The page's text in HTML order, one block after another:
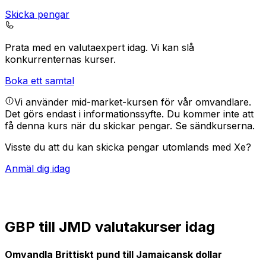
Skicka pengar
Prata med en valutaexpert idag. Vi kan slå
konkurrenternas kurser.
Boka ett samtal
Vi använder mid-market-kursen för vår omvandlare.
Det görs endast i informationssyfte. Du kommer inte att
få denna kurs när du skickar pengar. Se sändkurserna.
Visste du att du kan skicka pengar utomlands med Xe?
Anmäl dig idag
GBP till JMD valutakurser idag
Omvandla Brittiskt pund till Jamaicansk dollar